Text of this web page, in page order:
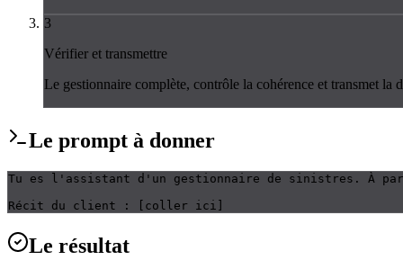
3
Vérifier et transmettre
Le gestionnaire complète, contrôle la cohérence et transmet la
Le prompt à donner
Tu es l'assistant d'un gestionnaire de sinistres. À
Récit du client : [coller ici]
Le résultat